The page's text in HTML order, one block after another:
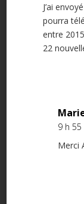
J’ai
pourra
entre
22
9 h 55
Merci